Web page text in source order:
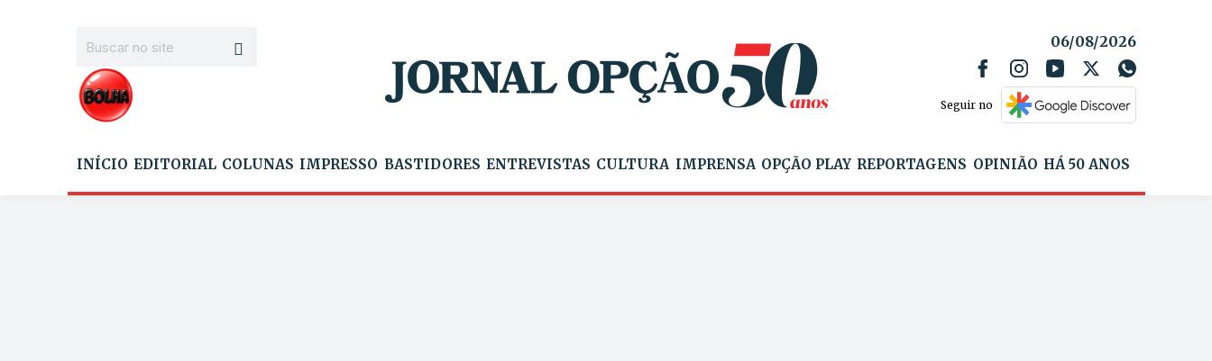
06/08/2026
Seguir no
INÍCIO EDITORIAL COLUNAS IMPRESSO BASTIDORES ENTREVISTAS CULTURA IMPRENSA OPÇÃO PLAY REPORTAGENS OPINIÃO HÁ 50 ANOS